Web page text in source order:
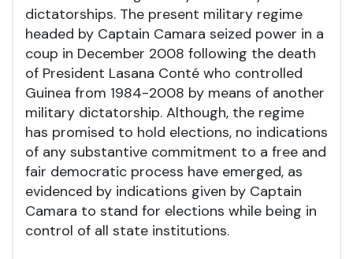
dictatorships. The present military regime
headed by Captain Camara seized power in a
coup in December 2008 following the death
of President Lasana Conté who controlled
Guinea from 1984-2008 by means of another
military dictatorship. Although, the regime
has promised to hold elections, no indications
of any substantive commitment to a free and
fair democratic process have emerged, as
evidenced by indications given by Captain
Camara to stand for elections while being in
control of all state institutions.